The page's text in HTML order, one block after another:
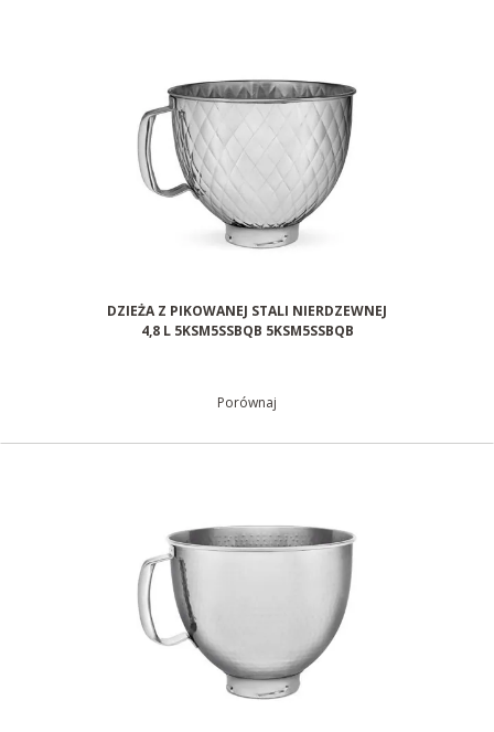
DZIEŻA Z PIKOWANEJ STALI NIERDZEWNEJ
4,8 L 5KSM5SSBQB 5KSM5SSBQB
Porównaj